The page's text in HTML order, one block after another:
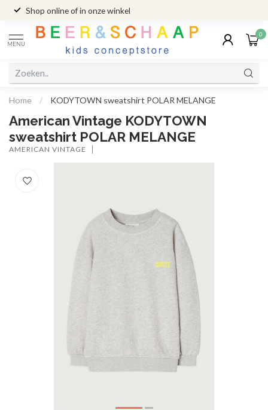
Shop online of in onze winkel
MENU
0
Home / KODYTOWN sweatshirt POLAR MELANGE
American Vintage KODYTOWN
sweatshirt POLAR MELANGE
AMERICAN VINTAGE